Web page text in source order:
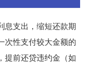
息支出，缩短还款期
次性支付较大金额的
提前还贷违约金（如